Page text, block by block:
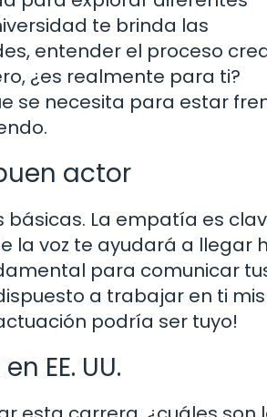
te brinda las
entender el proceso
¿es realmente para ti?
se necesita para estar
actor
La empatía es
la voz te ayudará a llegar
para comunicar
a trabajar en ti
podría ser tuyo!
EE. UU.